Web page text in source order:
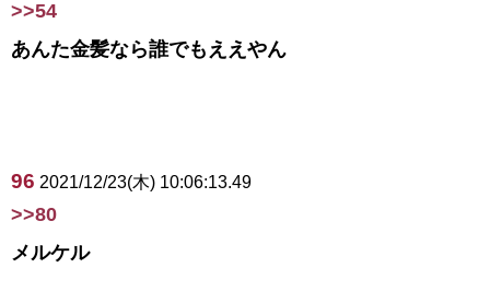
>>54
あんた金髪なら誰でもええやん
96 2021/12/23(木) 10:06:13.49
>>80
メルケル